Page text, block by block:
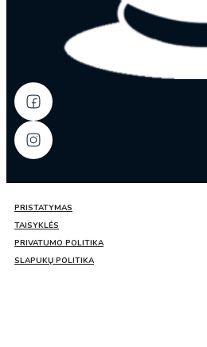
PRISTATYMAS
TAISYKLĖS
PRIVATUMO POLITIKA
SLAPUKŲ POLITIKA